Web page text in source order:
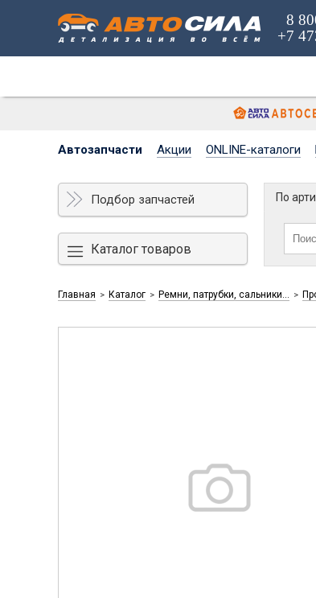
8
+7
Автозапчасти Акции ONLINE-каталоги
Подбор запчастей
Каталог товаров
По
Главная > Каталог > Ремни, патрубки, сальники... >